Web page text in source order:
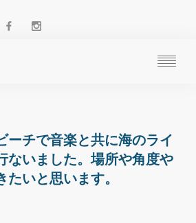
ーチで音楽と共に海のライ
ないました。場所や角度や
いと思います。